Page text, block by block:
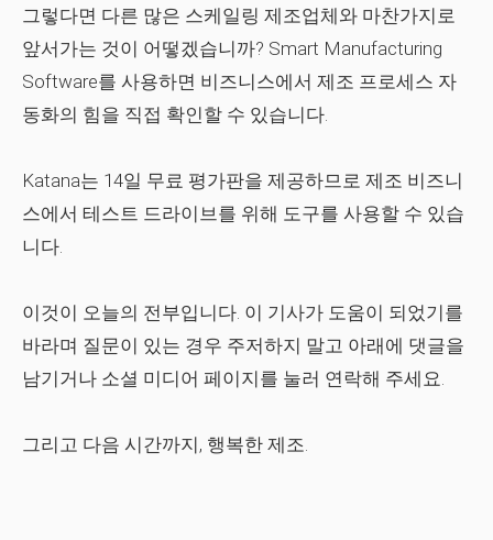
그렇다면 다른 많은 스케일링 제조업체와 마찬가지로
앞서가는 것이 어떻겠습니까? Smart Manufacturing
Software를 사용하면 비즈니스에서 제조 프로세스 자
동화의 힘을 직접 확인할 수 있습니다.
Katana는 14일 무료 평가판을 제공하므로 제조 비즈니
스에서 테스트 드라이브를 위해 도구를 사용할 수 있습
니다.
이것이 오늘의 전부입니다. 이 기사가 도움이 되었기를
바라며 질문이 있는 경우 주저하지 말고 아래에 댓글을
남기거나 소셜 미디어 페이지를 눌러 연락해 주세요.
그리고 다음 시간까지, 행복한 제조.